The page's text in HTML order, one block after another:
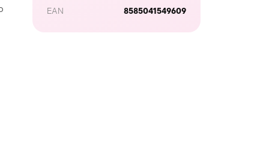
EAN 8585041549609